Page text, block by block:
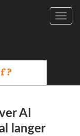
AI
langer